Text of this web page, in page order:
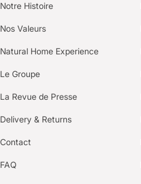
Notre Histoire
Nos Valeurs
Natural Home Experience
Le Groupe
La Revue de Presse
Delivery & Returns
Contact
FAQ